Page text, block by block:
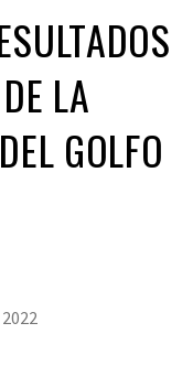
LA
GOLFO